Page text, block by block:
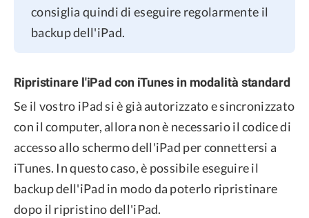
consiglia quindi di eseguire regolarmente il
backup dell'iPad.
Ripristinare l'iPad con iTunes in modalità standard
Se il vostro iPad si è già autorizzato e sincronizzato
con il computer, allora non è necessario il codice di
accesso allo schermo dell'iPad per connettersi a
iTunes. In questo caso, è possibile eseguire il
backup dell'iPad in modo da poterlo ripristinare
dopo il ripristino dell'iPad.